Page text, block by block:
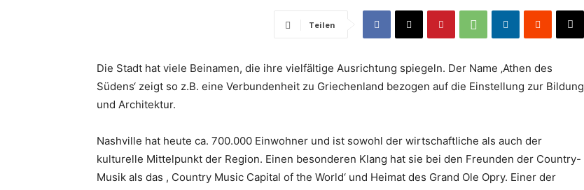
Teilen
Die Stadt hat viele Beinamen, die ihre vielfältige Ausrichtung spiegeln. Der Name ‚Athen des
Südens‘ zeigt so z.B. eine Verbundenheit zu Griechenland bezogen auf die Einstellung zur Bildung
und Architektur.
Nashville hat heute ca. 700.000 Einwohner und ist sowohl der wirtschaftliche als auch der
kulturelle Mittelpunkt der Region. Einen besonderen Klang hat sie bei den Freunden der Country-
Musik als das , Country Music Capital of the World‘ und Heimat des Grand Ole Opry. Einer der